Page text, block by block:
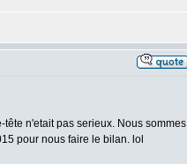
tête n'etait pas serieux. Nous sommes
pour nous faire le bilan. lol